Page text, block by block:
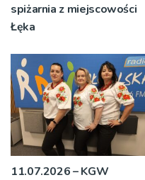
spiżarnia z miejscowości
Łęka
11.07.2026 – KGW